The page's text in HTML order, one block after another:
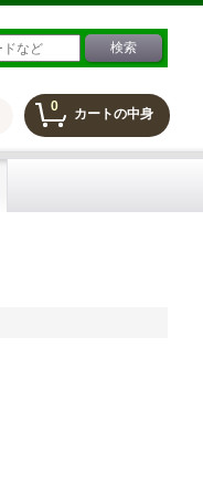
0 カートの中身